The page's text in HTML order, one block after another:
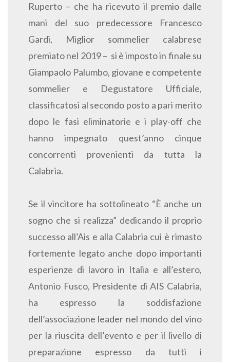
Ruperto – che ha ricevuto il premio dalle
mani del suo predecessore Francesco
Gardi, Miglior sommelier calabrese
premiato nel 2019 – si è imposto in finale su
Giampaolo Palumbo, giovane e competente
sommelier e Degustatore Ufficiale,
classificatosi al secondo posto a pari merito
dopo le fasi eliminatorie e i play-off che
hanno impegnato quest’anno cinque
concorrenti provenienti da tutta la
Calabria.
Se il vincitore ha sottolineato “È anche un
sogno che si realizza” dedicando il proprio
successo all’Ais e alla Calabria cui è rimasto
fortemente legato anche dopo importanti
esperienze di lavoro in Italia e all’estero,
Antonio Fusco, Presidente di AIS Calabria,
ha espresso la soddisfazione
dell’associazione leader nel mondo del vino
per la riuscita dell’evento e per il livello di
preparazione espresso da tutti i